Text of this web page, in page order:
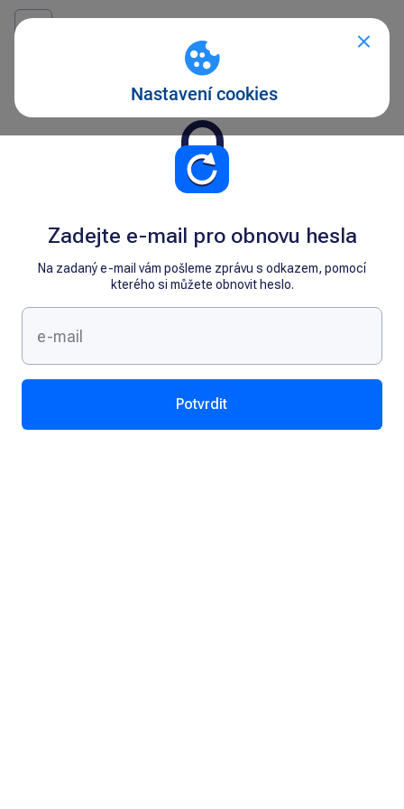
Zadejte e-mail pro obnovu hesla
Na zadaný e-mail vám pošleme zprávu s odkazem, pomocí
kterého si můžete obnovit heslo.
Potvrdit